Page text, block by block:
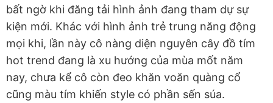
bất ngờ khi đăng tải hình ảnh đang tham dự sự
kiện mới. Khác với hình ảnh trẻ trung năng động
mọi khi, lần này cô nàng diện nguyên cây đồ tím
hot trend đang là xu hướng của mùa mốt năm
nay, chưa kể cô còn đeo khăn voăn quàng cổ
cũng màu tím khiến style có phần sến súa.